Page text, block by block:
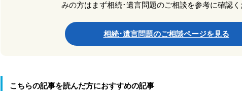
みの方はまず相続･遺言問題のご相談を参考に確認く
相続･遺言問題のご相談ページを見る
こちらの記事を読んだ方におすすめの記事